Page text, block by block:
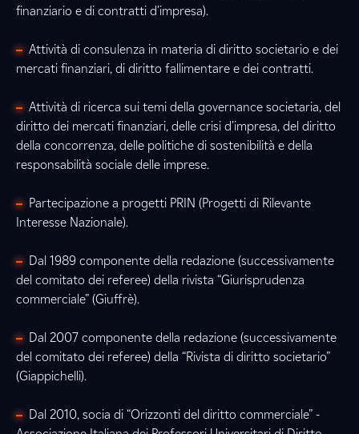
finanziario e di contratti d’impresa).
Attività di consulenza in materia di diritto societario e dei
mercati finanziari, di diritto fallimentare e dei contratti.
Attività di ricerca sui temi della governance societaria, del
diritto dei mercati finanziari, delle crisi d’impresa, del diritto
della concorrenza, delle politiche di sostenibilità e della
responsabilità sociale delle imprese.
Partecipazione a progetti PRIN (Progetti di Rilevante
Interesse Nazionale).
Dal 1989 componente della redazione (successivamente
del comitato dei referee) della rivista “Giurisprudenza
commerciale” (Giuffrè).
Dal 2007 componente della redazione (successivamente
del comitato dei referee) della “Rivista di diritto societario”
(Giappichelli).
Dal 2010, socia di “Orizzonti del diritto commerciale” -